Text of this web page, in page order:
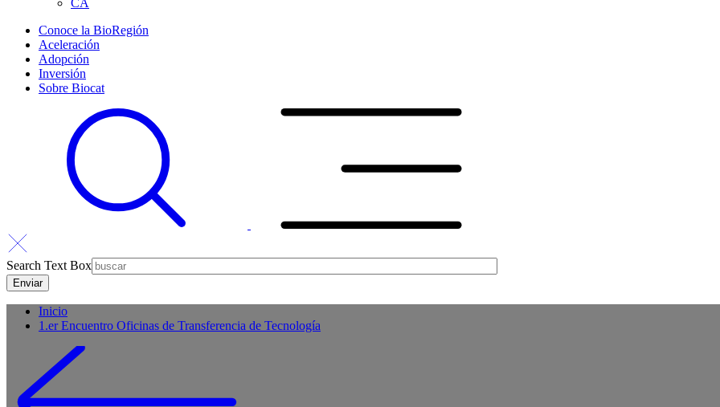
CA
Conoce la BioRegión
Aceleración
Adopción
Inversión
Sobre Biocat
Search Text Box
Inicio
1.er Encuentro Oficinas de Transferencia de Tecnología